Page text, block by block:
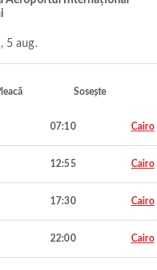
5 aug.
Sosește
07:10 Cairo
12:55 Cairo
17:30 Cairo
22:00 Cairo